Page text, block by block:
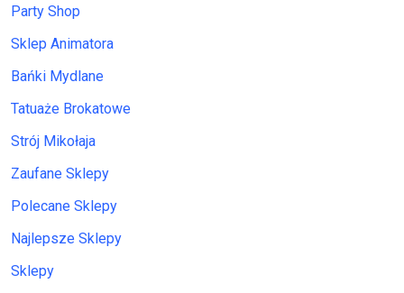
Party Shop
Sklep Animatora
Bańki Mydlane
Tatuaże Brokatowe
Strój Mikołaja
Zaufane Sklepy
Polecane Sklepy
Najlepsze Sklepy
Sklepy